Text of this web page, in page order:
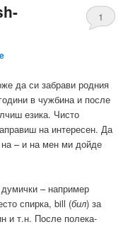
1
да си забрави родния
в чужбина и после
езика. Чисто
на интересен. Да
– и на мен ми дойде
– например
спирка, bill (бил) за
и т.н. После полека-